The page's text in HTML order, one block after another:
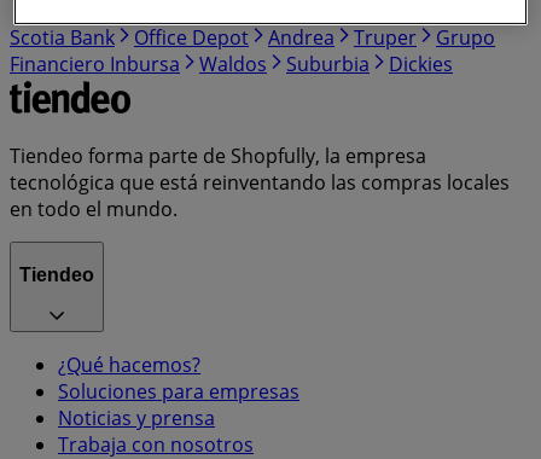
Scotia Bank
Office Depot Andrea Truper
Grupo
Financiero Inbursa
Waldos Suburbia Dickies
Tiendeo forma parte de Shopfully, la empresa
tecnológica que está reinventando las compras locales
en todo el mundo.
Tiendeo
¿Qué hacemos?
Soluciones para empresas
Noticias y prensa
Trabaja con nosotros